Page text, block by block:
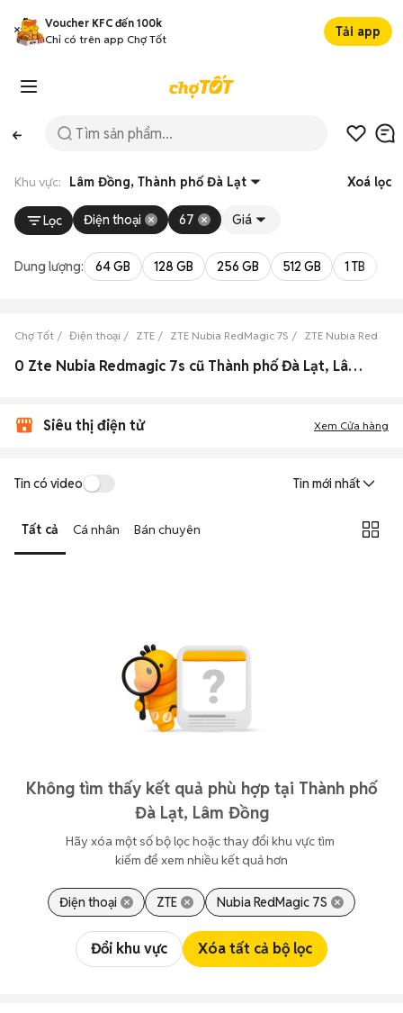
Voucher KFC đến 100k
Chỉ có trên app Chợ Tốt
Tải app
Khu vực: Lâm Đồng, Thành phố Đà Lạt Xoá lọc
Lọc Điện thoại 67 Giá
Dung lượng: 64 GB 128 GB 256 GB 512 GB 1 TB
Chợ Tốt Điện thoại ZTE ZTE Nubia RedMagic 7S ZTE Nubia
0 Zte Nubia Redmagic 7s cũ Thành phố Đà Lạt, Lâm Đồng đẹp
Siêu thị điện tử Xem Cửa hàng
Tin có video Tin mới nhất
Tất cả Cá nhân Bán chuyên
Không tìm thấy kết quả phù hợp tại Thành phố
Đà Lạt, Lâm Đồng
Hãy xóa một số bộ lọc hoặc thay đổi khu vực tìm
kiếm để xem nhiều kết quả hơn
Điện thoại ZTE Nubia RedMagic 7S
Đổi khu vực Xóa tất cả bộ lọc